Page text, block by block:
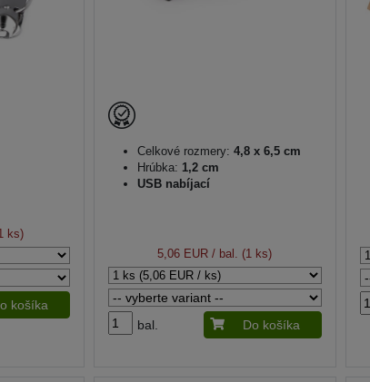
ks)
košíka
Celkové rozmery: 4,8 x 6,5 cm
Hrúbka: 1,2 cm
USB nabíjací
5,06 EUR / bal. (1 ks)
bal. Do košíka